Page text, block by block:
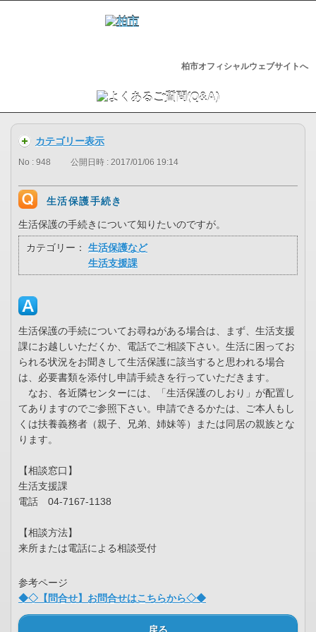
柏市オフィシャルウェブサイトへ
カテゴリー表示
No : 948 公開日時 : 2017/01/06 19:14
生活保護手続き
生活保護の手続きについて知りたいのですが。
カテゴリー：
生活保護など
生活支援課
生活保護の手続についてお尋ねがある場合は、まず、生活支援
課にお越しいただくか、電話でご相談下さい。生活に困ってお
られる状況をお聞きして生活保護に該当すると思われる場合
は、必要書類を添付し申請手続きを行っていただきます。
なお、各近隣センターには、「生活保護のしおり」が配置し
てありますのでご参照下さい。申請できるかたは、ご本人もし
くは扶養義務者（親子、兄弟、姉妹等）または同居の親族とな
ります。
【相談窓口】
生活支援課
電話 04-7167-1138
【相談方法】
来所または電話による相談受付
参考ページ
◆◇【問合せ】お問合せはこちらから◇◆
戻る